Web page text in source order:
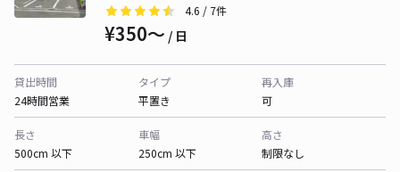
4.6 / 7件
¥350〜 / 日
貸出時間
24時間営業
タイプ
平置き
再入庫
可
長さ
500cm 以下
車幅
250cm 以下
高さ
制限なし